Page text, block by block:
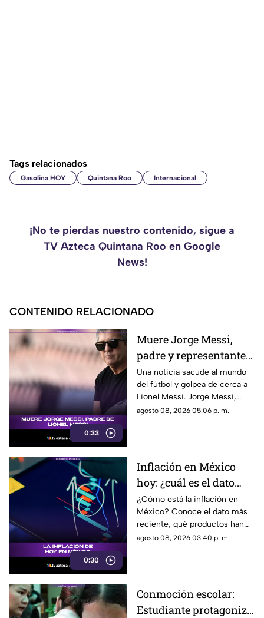
Tags relacionados
Gasolina HOY Quintana Roo Internacional
¡No te pierdas nuestro contenido, sigue a
TV Azteca Quintana Roo en Google
News!
CONTENIDO RELACIONADO
0:33
Muere Jorge Messi,
padre y representante
de Lionel Messi
Una noticia sacude al mundo
del fútbol y golpea de cerca a
Lionel Messi. Jorge Messi,
padre y representante del astro
agosto 08, 2026 05:06 p. m.
0:30
Inflación en México
hoy: ¿cuál es el dato
actual?
¿Cómo está la inflación en
México? Conoce el dato más
reciente, qué productos han
subido de precio y cómo
agosto 08, 2026 03:40 p. m.
Conmoción escolar:
Estudiante protagoniza